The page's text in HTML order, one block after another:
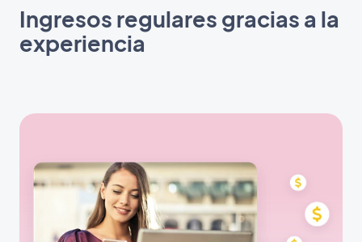
Ingresos regulares gracias a la
experiencia